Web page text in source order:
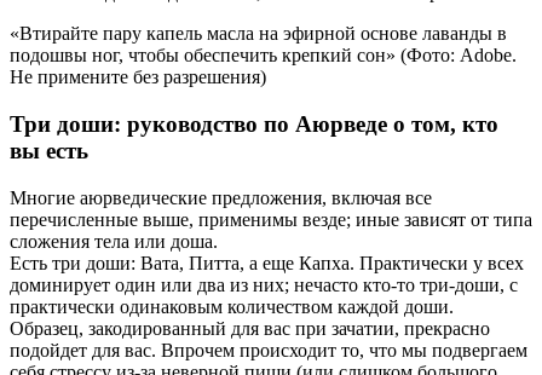
«Втирайте пару капель масла на эфирной основе лаванды в
подошвы ног, чтобы обеспечить крепкий сон» (Фото: Adobe.
Не примените без разрешения)
Три доши: руководство по Аюрведе о том, кто
вы есть
Многие аюрведические предложения, включая все
перечисленные выше, применимы везде; иные зависят от типа
сложения тела или доша.
Есть три доши: Вата, Питта, а еще Капха. Практически у всех
доминирует один или два из них; нечасто кто-то три-доши, с
практически одинаковым количеством каждой доши.
Образец, закодированный для вас при зачатии, прекрасно
подойдет для вас. Впрочем происходит то, что мы подвергаем